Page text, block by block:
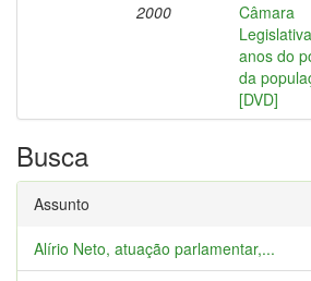
2000
Câmara
anos do
da
[DVD]
Busca
Assunto
Alírio Neto, atuação parlamentar,...